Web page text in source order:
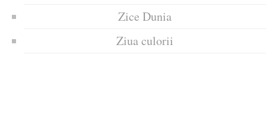
Zice Dunia
Ziua culorii